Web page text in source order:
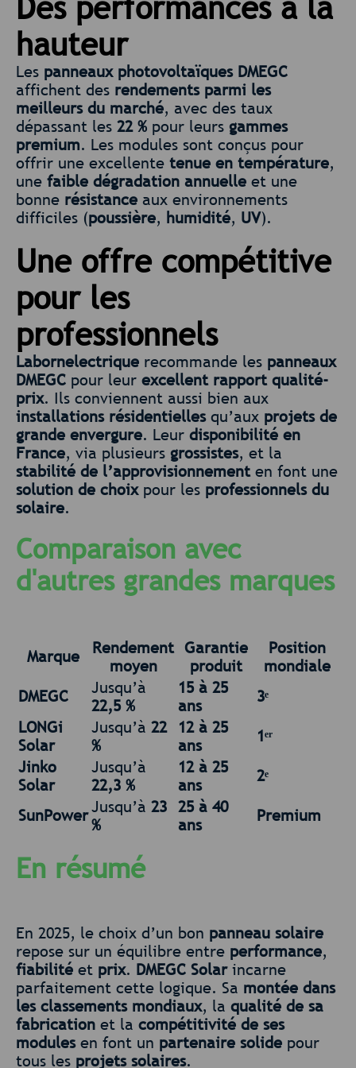
hauteur
Les panneaux photovoltaïques DMEGC
affichent des rendements parmi les
meilleurs du marché, avec des taux
dépassant les 22 % pour leurs gammes
premium. Les modules sont conçus pour
offrir une excellente tenue en température,
une faible dégradation annuelle et une
bonne résistance aux environnements
difficiles (poussière, humidité, UV).
Une offre compétitive
pour les
professionnels
Labornelectrique recommande les panneaux
DMEGC pour leur excellent rapport qualité-
prix. Ils conviennent aussi bien aux
installations résidentiellesqu’aux projets de
grande envergure. Leur disponibilité en
France, via plusieurs grossistes, et la
stabilité de l’approvisionnementen font une
solution de choixpour les professionnels du
solaire.
Comparaison avec
d'autres grandes marques
Marque
Rendement
moyen
Garantie
produit
Position
mondiale
DMEGC
Jusqu’à
22,5 %
15 à 25
ans
3ᵉ
LONGi
Solar
Jusqu’à 22
%
12 à 25
ans
1ᵉʳ
Jinko
Solar
Jusqu’à
22,3 %
12 à 25
ans
2ᵉ
SunPowerJusqu’à 23
%
25 à 40
ans
Premium
En résumé
En 2025, le choix d’un bon panneau solaire
repose sur un équilibre entre performance,
fiabilité et prix. DMEGC Solarincarne
parfaitement cette logique. Sa montée dans
les classements mondiaux, la qualité de sa
fabrication et la compétitivité de ses
modulesen font un partenaire solide pour
tous les projets solaires.